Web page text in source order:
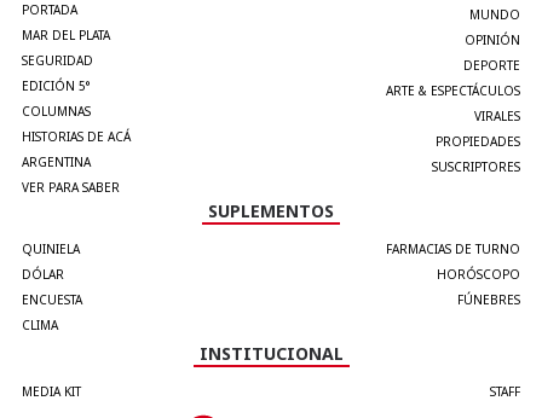
PORTADA
MAR DEL PLATA
SEGURIDAD
EDICIÓN 5°
COLUMNAS
HISTORIAS DE ACÁ
ARGENTINA
VER PARA SABER
MUNDO
OPINIÓN
DEPORTE
ARTE & ESPECTÁCULOS
VIRALES
PROPIEDADES
SUSCRIPTORES
SUPLEMENTOS
QUINIELA
DÓLAR
ENCUESTA
CLIMA
FARMACIAS DE TURNO
HORÓSCOPO
FÚNEBRES
INSTITUCIONAL
MEDIA KIT STAFF